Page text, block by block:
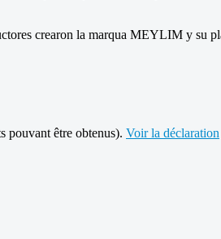
crearon la marqua MEYLIM y su
pouvant être obtenus). Voir la déclaration